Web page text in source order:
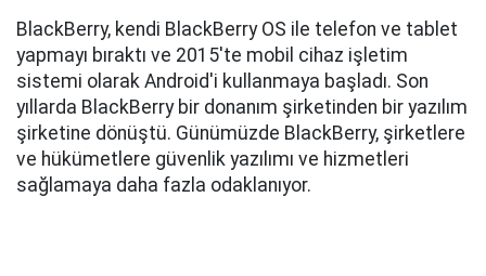
BlackBerry, kendi BlackBerry OS ile telefon ve tablet
yapmayı bıraktı ve 2015'te mobil cihaz işletim
sistemi olarak Android'i kullanmaya başladı. Son
yıllarda BlackBerry bir donanım şirketinden bir yazılım
şirketine dönüştü. Günümüzde BlackBerry, şirketlere
ve hükümetlere güvenlik yazılımı ve hizmetleri
sağlamaya daha fazla odaklanıyor.